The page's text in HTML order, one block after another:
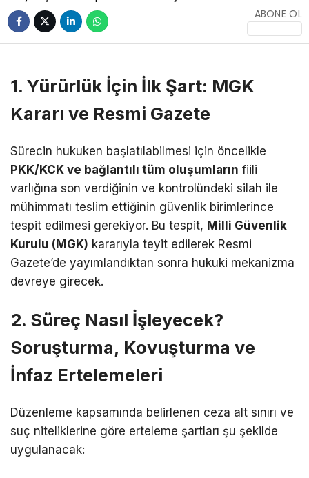
ABONE OL
1. Yürürlük İçin İlk Şart: MGK
Kararı ve Resmi Gazete
Sürecin hukuken başlatılabilmesi için öncelikle
PKK/KCK ve bağlantılı tüm oluşumların fiili
varlığına son verdiğinin ve kontrolündeki silah ile
mühimmatı teslim ettiğinin güvenlik birimlerince
tespit edilmesi gerekiyor. Bu tespit, Milli Güvenlik
Kurulu (MGK) kararıyla teyit edilerek Resmi
Gazete’de yayımlandıktan sonra hukuki mekanizma
devreye girecek.
2. Süreç Nasıl İşleyecek?
Soruşturma, Kovuşturma ve
İnfaz Ertelemeleri
Düzenleme kapsamında belirlenen ceza alt sınırı ve
suç niteliklerine göre erteleme şartları şu şekilde
uygulanacak: